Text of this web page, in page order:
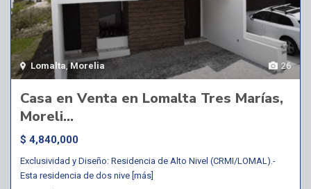
26
Lomalta ,Morelia
Casa en Venta en Lomalta Tres Marías,
Moreli...
$ 4,840,000
Exclusividad y Diseño: Residencia de Alto Nivel (CRMI/LOMAL).-
Esta residencia de dos nive [más]